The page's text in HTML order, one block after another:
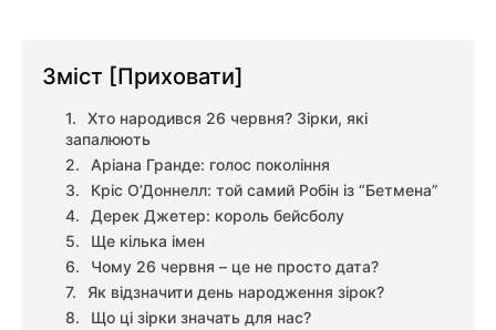
Зміст [Приховати]
Хто народився 26 червня? Зірки, які
запалюють
Аріана Гранде: голос покоління
Кріс О’Доннелл: той самий Робін із “Бетмена”
Дерек Джетер: король бейсболу
Ще кілька імен
Чому 26 червня – це не просто дата?
Як відзначити день народження зірок?
Що ці зірки значать для нас?